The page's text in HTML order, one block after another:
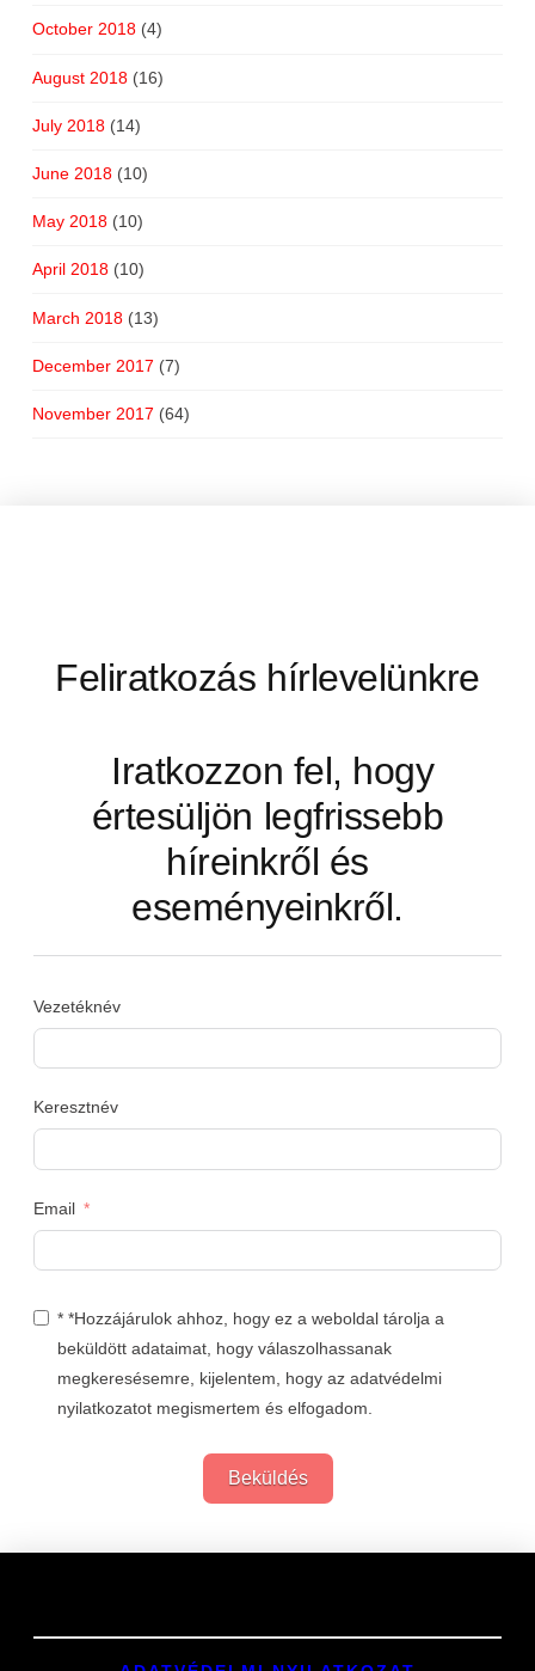
October 2018(4)
August 2018(16)
July 2018(14)
June 2018(10)
May 2018(10)
April 2018(10)
March 2018(13)
December 2017 (7)
November 2017 (64)
Feliratkozás hírlevelünkre
Iratkozzon fel, hogy
értesüljön legfrissebb
híreinkről és
eseményeinkről.
Vezetéknév
Keresztnév
Email
* *Hozzájárulok ahhoz, hogy ez a weboldal tárolja a
beküldött adataimat, hogy válaszolhassanak
megkeresésemre, kijelentem, hogy az adatvédelmi
nyilatkozatot megismertem és elfogadom.
Beküldés